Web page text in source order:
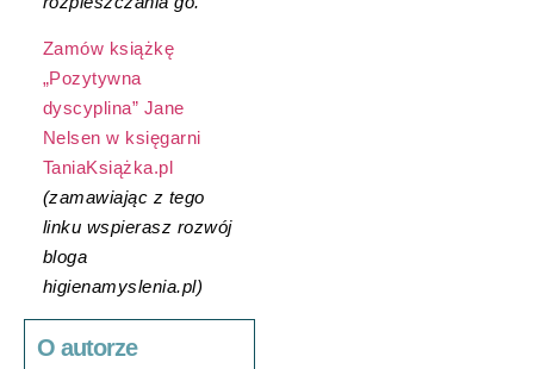
Zamów książkę
„Pozytywna
dyscyplina” Jane
Nelsen w księgarni
TaniaKsiążka.pl
(zamawiając z tego
linku wspierasz rozwój
bloga
higienamyslenia.pl)
O autorze